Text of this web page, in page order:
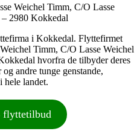
Weichel Timm, C/O Lasse
2980 Kokkedal
i Kokkedal. Flyttefirmet
Timm, C/O Lasse Weichel
hvorfra de tilbyder deres
andre tunge genstande,
landet.
flyttetilbud